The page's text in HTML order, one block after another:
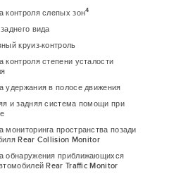
контроля слепых зон4
вида
круиз-контроль
контроля степени усталости
удержания в полосе движения
и задняя система помощи при
мониторинга пространства позади
Rear Collision Monitor
обнаружения приближающихся
Rear Traffic Monitor